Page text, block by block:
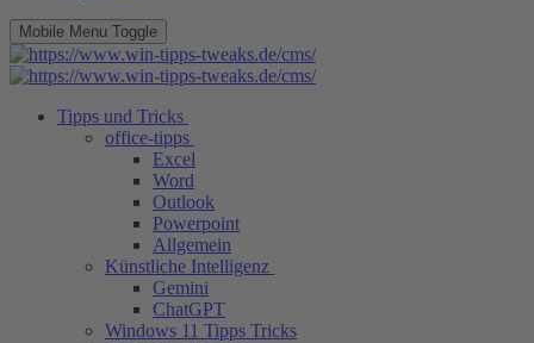
Mobile Menu Toggle
Tipps und Tricks
office-tipps
Excel
Word
Outlook
Powerpoint
Allgemein
Künstliche Intelligenz
Gemini
ChatGPT
Windows 11 Tipps Tricks